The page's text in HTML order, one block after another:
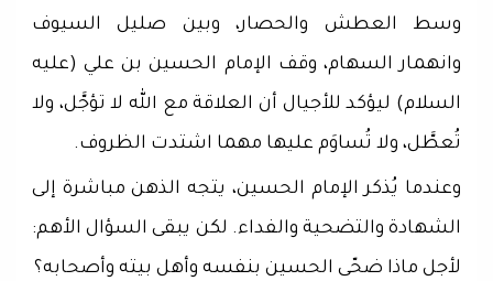
وسط العطش والحصار، وبين صليل السيوف
وانهمار السهام، وقف الإمام الحسين بن علي (عليه
السلام) ليؤكد للأجيال أن العلاقة مع الله لا تؤجَّل، ولا
تُعطَّل، ولا تُساوَم عليها مهما اشتدت الظروف.
وعندما يُذكر الإمام الحسين، يتجه الذهن مباشرة إلى
الشهادة والتضحية والفداء. لكن يبقى السؤال الأهم:
لأجل ماذا ضحّى الحسين بنفسه وأهل بيته وأصحابه؟